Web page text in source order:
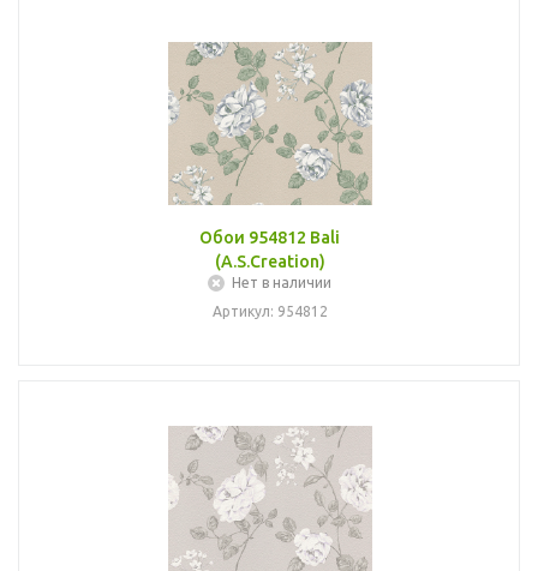
Обои 954812 Bali
(A.S.Creation)
Нет в наличии
Артикул: 954812